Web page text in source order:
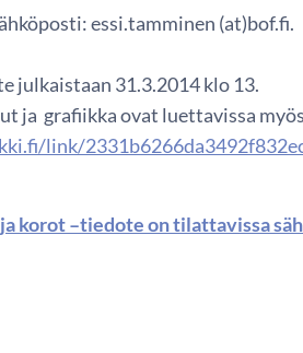
essi.tamminen (at)bof.fi.
julkaistaan 31.3.2014 klo 13.
ja grafiikka ovat luettavissa
link/
korot –tiedote on tilattavissa